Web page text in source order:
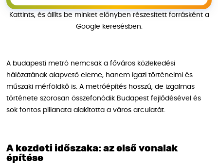
Kattints, és állíts be minket előnyben részesített forrásként a
Google keresésben.
A budapesti metró nemcsak a főváros közlekedési
hálózatának alapvető eleme, hanem igazi történelmi és
műszaki mérföldkő is. A metróépítés hosszú, de izgalmas
története szorosan összefonódik Budapest fejlődésével és
sok fontos pillanata alakította a város arculatát.
A kezdeti időszaka: az első vonalak
építése